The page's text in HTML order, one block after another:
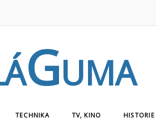
TECHNIKA TV, KINO HISTORIE